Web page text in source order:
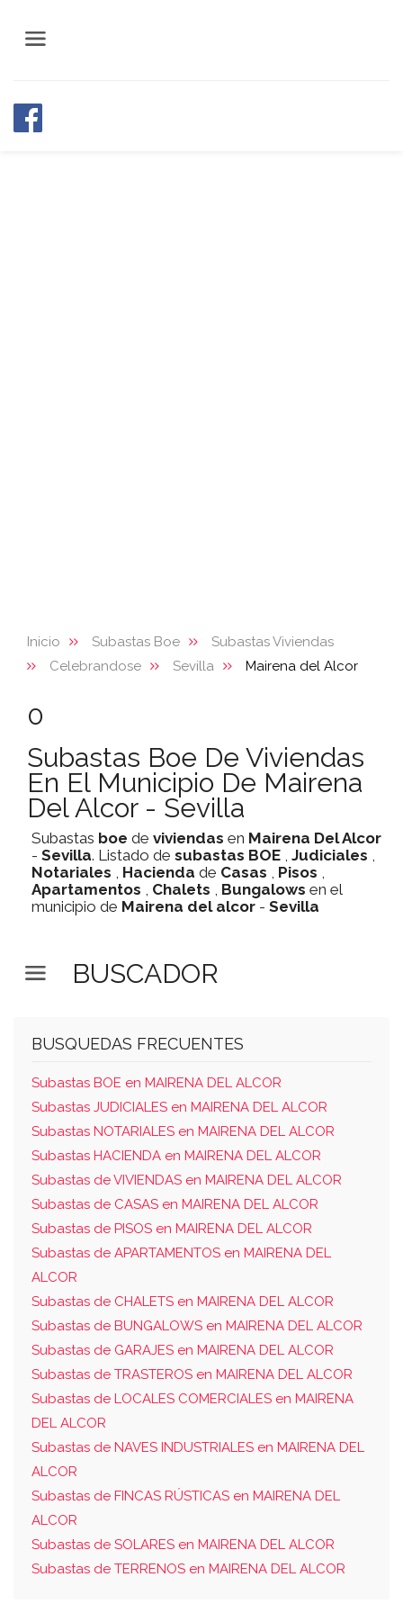
Inicio Subastas Boe
Subastas Viviendas
Celebrandose
Sevilla Mairena del Alcor
0
Subastas Boe De Viviendas
En El Municipio De Mairena
Del Alcor - Sevilla
Subastas boe de viviendas en Mairena Del Alcor
- Sevilla. Listado de subastas BOE , Judiciales ,
Notariales , Hacienda de Casas , Pisos ,
Apartamentos , Chalets , Bungalows en el
municipio de Mairena del alcor - Sevilla
BUSCADOR
BUSQUEDAS FRECUENTES
Subastas BOE en MAIRENA DEL ALCOR
Subastas JUDICIALES en MAIRENA DEL ALCOR
Subastas NOTARIALES en MAIRENA DEL ALCOR
Subastas HACIENDA en MAIRENA DEL ALCOR
Subastas de VIVIENDAS en MAIRENA DEL ALCOR
Subastas de CASAS en MAIRENA DEL ALCOR
Subastas de PISOS en MAIRENA DEL ALCOR
Subastas de APARTAMENTOS en MAIRENA DEL
ALCOR
Subastas de CHALETS en MAIRENA DEL ALCOR
Subastas de BUNGALOWS en MAIRENA DEL ALCOR
Subastas de GARAJES en MAIRENA DEL ALCOR
Subastas de TRASTEROS en MAIRENA DEL ALCOR
Subastas de LOCALES COMERCIALES en MAIRENA
DEL ALCOR
Subastas de NAVES INDUSTRIALES en MAIRENA DEL
ALCOR
Subastas de FINCAS RÚSTICAS en MAIRENA DEL
ALCOR
Subastas de SOLARES en MAIRENA DEL ALCOR
Subastas de TERRENOS en MAIRENA DEL ALCOR